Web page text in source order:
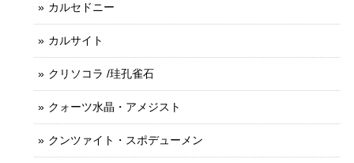
カルセドニー
カルサイト
クリソコラ /珪孔雀石
クォーツ水晶・アメジスト
クンツァイト・スポデューメン